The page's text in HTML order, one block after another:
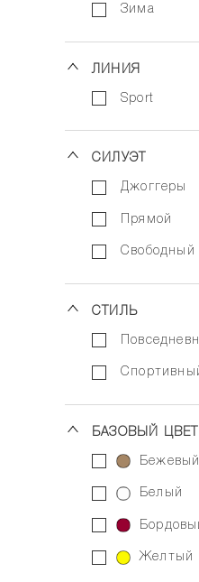
зима
ЛИНИЯ
sport
СИЛУЭТ
джоггеры
прямой
свободный
СТИЛЬ
БАЗОВЫЙ ЦВЕТ
бежевый
белый
желтый